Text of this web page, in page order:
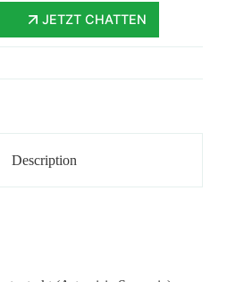
JETZT CHATTEN
Description